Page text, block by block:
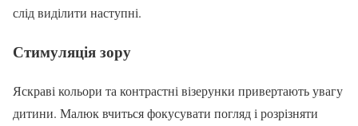
слід виділити наступні.
Стимуляція зору
Яскраві кольори та контрастні візерунки привертають увагу
дитини. Малюк вчиться фокусувати погляд і розрізняти